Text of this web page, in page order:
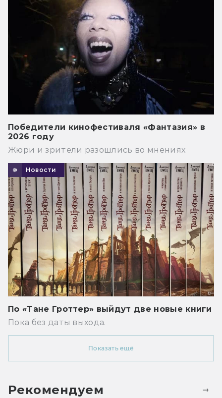
Победители кинофестиваля «Фантазия» в
2026 году
Жюри и зрители разошлись во мнениях
Новости
По «Тане Гроттер» выйдут две новые книги
Пока без даты выхода.
Показать ещё
Рекомендуем